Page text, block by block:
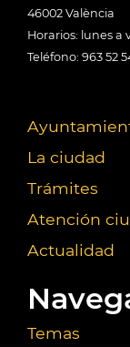
46002 València
Horarios: lunes a
Teléfono: 963 52
La ciudad
Trámites
Atención
Actualidad
Temas